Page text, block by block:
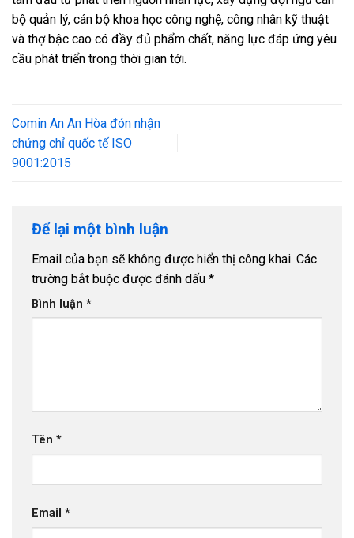
bộ quản lý, cán bộ khoa học công nghệ, công nhân kỹ thuật
và thợ bậc cao có đầy đủ phẩm chất, năng lực đáp ứng yêu
cầu phát triển trong thời gian tới.
Comin An An Hòa đón nhận
chứng chỉ quốc tế ISO
9001:2015
Để lại một bình luận
Email của bạn sẽ không được hiển thị công khai. Các
trường bắt buộc được đánh dấu *
Bình luận *
Tên *
Email *